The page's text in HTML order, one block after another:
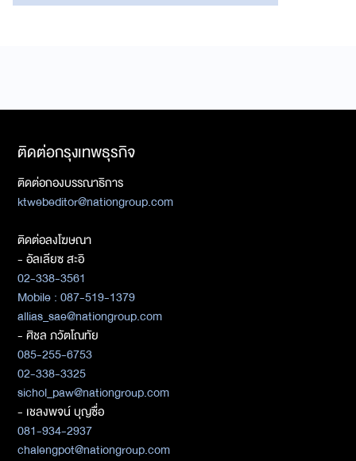
ติดต่อกรุงเทพธุรกิจ
ติดต่อกองบรรณาธิการ
ktwebeditor@nationgroup.com
ติดต่อลงโฆษณา
- อัลเลียซ สะอิ
02-338-3561
Mobile : 087-519-1379
allias_sae@nationgroup.com
- ศิชล ภวัตโณทัย
085-255-6753
02-338-3325
sichol_paw@nationgroup.com
- เชลงพจน์ บุญซื่อ
081-934-2937
chalengpot@nationgroup.com